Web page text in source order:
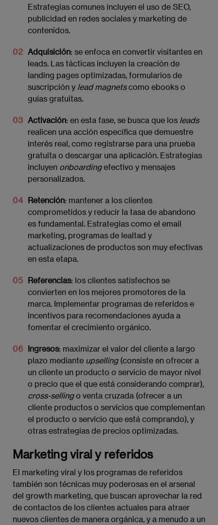
Estrategias comunes incluyen el uso de SEO,
publicidad en redes sociales y marketing de
contenidos.
Adquisición: se enfoca en convertir visitantes en
leads. Las tácticas incluyen la creación de
landing pages optimizadas, formularios de
suscripción y lead magnetscomo ebooks o
guías gratuitas.
Activación: en esta fase, se busca que los leads
realicen una acción específica que demuestre
interés real, como registrarse para una prueba
gratuita o descargar una aplicación. Estrategias
incluyen onboardingefectivo y mensajes
personalizados.
Retención: mantener a los clientes
comprometidos y reducir la tasa de abandono
es fundamental. Estrategias como el email
marketing, programas de lealtad y
actualizaciones de productos son muy efectivas
en esta etapa.
Referencias: los clientes satisfechos se
convierten en los mejores promotores de la
marca. Implementar programas de referidos e
incentivos para recomendaciones ayuda a
fomentar el crecimiento orgánico.
Ingresos: maximizar el valor del cliente a largo
plazo mediante upselling (consiste en ofrecer a
un cliente un producto o servicio de mayor nivel
o precio que el que está considerando comprar),
cross-sellingo venta cruzada (ofrecer a un
cliente productos o servicios que complementan
el producto o servicio que está comprando), y
otras estrategias de precios optimizadas.
Marketing viral y referidos
El marketing viral y los programas de referidos
también son técnicas muy poderosas en el arsenal
del growth marketing, que buscan aprovechar la red
de contactos de los clientes actuales para atraer
nuevos clientes de manera orgánica, y a menudo a un